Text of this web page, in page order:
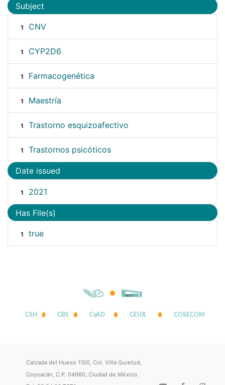
Subject
1 CNV
1 CYP2D6
1 Farmacogenética
1 Maestría
1 Trastorno esquizoafectivo
1 Trastornos psicóticos
Date issued
1 2021
Has File(s)
1 true
CSH CBS CyAD CEUX COSECOM
Calzada del Hueso 1100, Col. Villa Quietud,
Coyoacán, C.P. 04960, Ciudad de México.